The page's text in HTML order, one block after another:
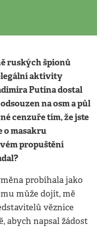
ruských špionů
aktivity
Putina dostal
na osm a půl
cenzuře tím, že jste
o masakru
propuštění
probíhala jako
může dojít, mě
věznice
abych napsal žádost